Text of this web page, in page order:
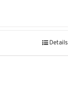
Details